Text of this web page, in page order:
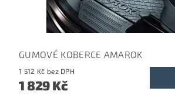
GUMOVÉ KOBERCE AMAROK
1 512 Kč bez DPH
1 829 Kč